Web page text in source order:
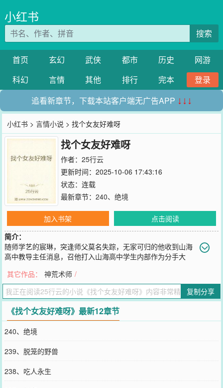
小红书
搜索
首页 玄幻 武侠 都市 历史
网游
科幻
言情 其他 排行 完本
登录
追看新章节，下载本站客户端无广告APP ↓↓↓
小红书 >言情小说 > 找个女友好难呀
找个女友好难呀
作者： 25行云
更新时间：2025-10-06 17:43:16
状态：连载
最新章节： 240、绝境
加入书架
点击阅读
简介：
随师学艺的宸琳，突逢师父莫名失踪，无家可归的他收到山海
高中教导主任消息，召他打入山海高中学生内部作为分手大
命，却阴差阳错下牵了一条条红线。当被周围一波波狗粮噎得够呛
时，宸琳觉得是时候找个女盆友了...............【展开】【收起】
您要是觉得《找个女友好难呀》还不错的话请不要忘记向您QQ群和微
博微信里的朋友推荐哦！
其它作品： 神荒术师 /
复制分享
《找个女友好难呀》最新12章节
240、绝境
239、脱笼的野兽
238、吃人永生